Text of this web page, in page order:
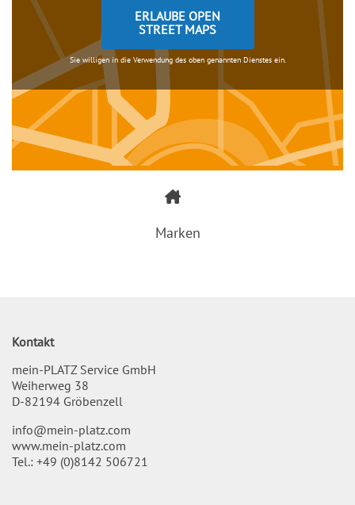
ERLAUBE OPEN
STREET MAPS
Sie willigen in die Verwendung des oben genannten Dienstes ein.
Marken
Kontakt
mein-PLATZ Service GmbH
Weiherweg 38
D-82194 Gröbenzell
info@mein-platz.com
www.mein-platz.com
Tel.: +49 (0)8142 506721